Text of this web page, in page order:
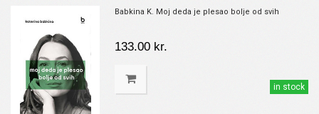
Babkina K. Moj deda je plesao bolje od svih
133.00 kr.
in stock